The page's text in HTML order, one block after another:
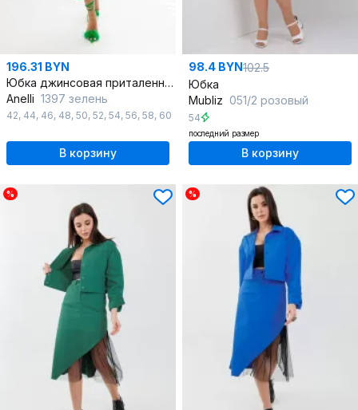
196.31 BYN
Юбка джинсовая приталенная на лето из хлопка
Anelli 1397 зелень
42, 44, 46, 48, 50, 52, 54, 56, 58, 60
В корзину
98.4 BYN102.5
Юбка
Mubliz 051/2 розовый
54
последний размер
В корзину
% %